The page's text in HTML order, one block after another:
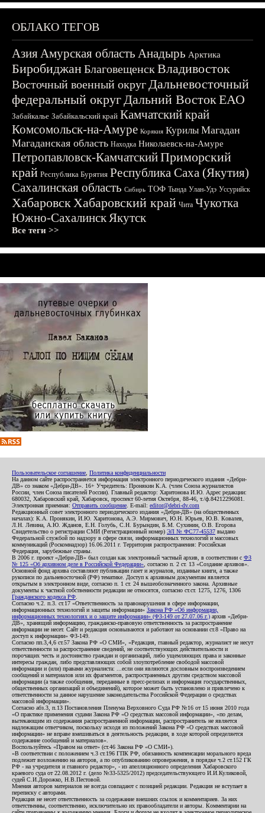
ОБЛАКО ТЕГОВ
АзияАмурская область Анадырь Арктика
БиробиджанБлаговещенскВладивосток
Восточный военный округДальневосточный
федеральный округДальний ВостокЕАО
Забайкалье Забайкальский край Камчатский край
Комсомольск-на-Амуре Корякия Курилы Магадан
Магаданская область Находка Николаевск-на-Амуре
Петропавловск-КамчатскийПриморский
край Республика Бурятия Республика Саха (Якутия)
Сахалинская область Сибирь ТОФ Тында Улан-Удэ Уссурийск
ХабаровскХабаровский край Чита Чукотка
Южно-СахалинскЯкутск
Все теги >>
Пользовательское соглашение Политика конфиденциальности
На данном сайте распространяется информация электронного периодического издания «Дебри-
ДВ» со знаком «Дебри-ДВ». 16+ Учредитель: Пронякин К.А. (член Союза журналистов
России, член Союза писателей России). Главный редактор: Харитонова И.Ю. Адрес редакции:
680032, Хабаровский край, Хабаровск, проспект 60-летия Октября, 88-46, т./ф.84212296081.
Электронная приемная: Отправить сообщение . E-mail: editor@debri-dv.com
Редакционный совет электронного периодического издания «Дебри-ДВ» (на общественных
началах): К.А. Пронякин, И.Ю. Харитонова, А.Э. Мирмович, Ю.Н. Юрьев, Ю.В. Ковалев,
Л.Н. Левина, А.Ю. Жданов, Е.Н. Голубь, С.Н. Бурындин, Б.М. Сухинин, О.В. Егорова
Свидетельство о регистрации СМИ (Регистрационный номер) ЭЛ № ФС77-45537 выдано
Федеральной службой по надзору в сфере связи, информационных технологий и массовых
коммуникаций (Роскомнадзор) 16.06.2011 г. Территория распространения: Российская
Федерация, зарубежные страны.
В 2006 г. проект «Дебри-ДВ» был создан как электронный частный архив, в соответствии с ФЗ
№ 125 «Об архивном деле в Российской Федерации» , согласно п. 2 ст. 13 «Создание архивов».
Основной фонд архива составляют публикации газет и журналов, изданные книги, а также
рукописи по дальневосточной (РФ) тематике. Доступ к архивным документам является
открытым в электронном виде, согласно п. 1 ст. 24 вышеобозначенного закона. Архивные
документы к частной собственности редакции не относятся, согласно ст.ст. 1275, 1276, 1306
Гражданского кодекса РФ
Согласно ч.2. п.3. ст.17 «Ответственность за правонарушения в сфере информации,
информационных технологий и защиты информации» Закона РФ «Об информации,
информационных технологиях и о защите информации» (ФЗ-149 от 27.07.06 г.) архив «Дебри-
ДВ», хранящий информацию, гражданско-правовую ответственность за распространение
информации не несет. Сайт и редакция основываются и работают на основании ст.8 «Право на
доступ к информации» ФЗ-149.
Согласно пп.3,4,6 ст.57 Закона РФ «О СМИ», «Редакция, главный редактор, журналист не несут
ответственности за распространение сведений, не соответствующих действительности и
порочащих честь и достоинство граждан и организаций, либо ущемляющих права и законные
интересы граждан, либо представляющих собой злоупотребление свободой массовой
информации и (или) правами журналиста: ...если они являются дословным воспроизведением
сообщений и материалов или их фрагментов, распространенных другим средством массовой
информации (а также сообщения, переданные в пресс-релизах и информация государственных,
общественных организаций и объединений), которое может быть установлено и привлечено к
ответственности за данное нарушение законодательства Российской Федерации о средствах
массовой информации».
Согласно абз.3, п.13 Постановления Пленума Верховного Суда РФ №16 от 15 июня 2010 года
«О практике применения судами Закона РФ «О средствах массовой информации», «по делам,
вытекающим из содержания распространенной информации, распространитель не является
надлежащим ответчиком, поскольку исходя из положений Закона РФ «О средствах массовой
информации» не вправе вмешиваться в деятельность редакции, в ходе которой определяется
содержание сообщений и материалов».
Воспользуйтесь «Правом на ответ» (ст.46 Закона РФ «О СМИ»).
«В соответствии с положением ч.3 ст.196 ГПК РФ, обязанность компенсации морального вреда
подлежит возложению на авторов, а по опубликованию опровержения, в порядке ч.2 ст.152 ГК
РФ - на учредителя и главного редактор», - из апелляционного определения Хабаровского
краевого суда от 22.08.2012 г. (дело №33-5325/2012) председательствующего И.И.Куликовой,
судей С.И.Дорожко, Н.В.Пестовой.
Мнения авторов материалов не всегда совпадают с позицией редакции. Редакция не вступает в
переписку с авторами.
Редакция не несет ответственность за содержание внешних ссылок и комментариев. За них
ответственны, соответственно, исключительно их правообладатели и авторы. Комментарии на